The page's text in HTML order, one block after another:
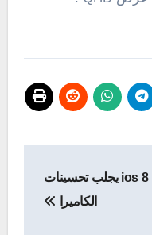
نظام ios 8 يجلب تحسينات
الكاميرا